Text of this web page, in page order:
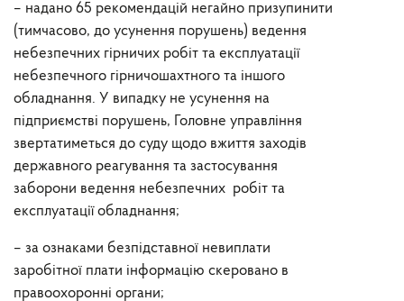
– надано 65 рекомендацій негайно призупинити
(тимчасово, до усунення порушень) ведення
небезпечних гірничих робіт та експлуатації
небезпечного гірничошахтного та іншого
обладнання. У випадку не усунення на
підприємстві порушень, Головне управління
звертатиметься до суду щодо вжиття заходів
державного реагування та застосування
заборони ведення небезпечних робіт та
експлуатації обладнання;
– за ознаками безпідставної невиплати
заробітної плати інформацію скеровано в
правоохоронні органи;